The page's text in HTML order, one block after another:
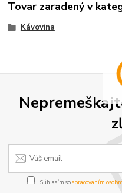
Tovar zaradený v
Kávovina
Súhlasím sospracovaním